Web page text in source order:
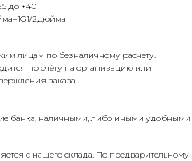
до +40
2дюйма
лицам по безналичному расчету.
по счёту на организацию или
заказа.
банка, наличными, либо иными удобными
с нашего склада. По предварительному